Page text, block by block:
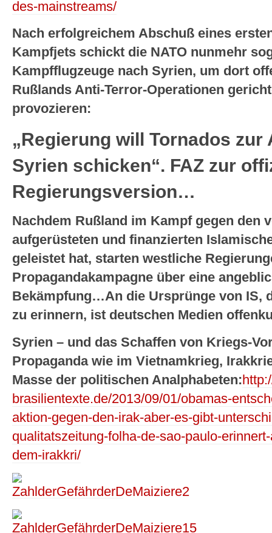
des-mainstreams/
Nach erfolgreichem Abschuß eines
Kampfjets schickt die NATO nunmehr
Kampfflugzeuge nach Syrien, um dort
Rußlands Anti-Terror-Operationen
provozieren:
„Regierung will Tornados
Syrien schicken“. FAZ zur
Regierungsversion…
Nachdem Rußland im Kampf gegen den
aufgerüsteten und finanzierten
geleistet hat, starten westliche
Propagandakampagne über eine
Bekämpfung…An die Ursprünge von IS,
zu erinnern, ist deutschen Medien
Syrien – und das Schaffen von Kriegs-
Propaganda wie im Vietnamkrieg,
Masse der politischen Analphabeten:
brasilientexte.de/2013/09/01/obamas-
aktion-gegen-den-irak-aber-es-gibt-
qualitatszeitung-folha-de-sao-paulo-
dem-irakkri/